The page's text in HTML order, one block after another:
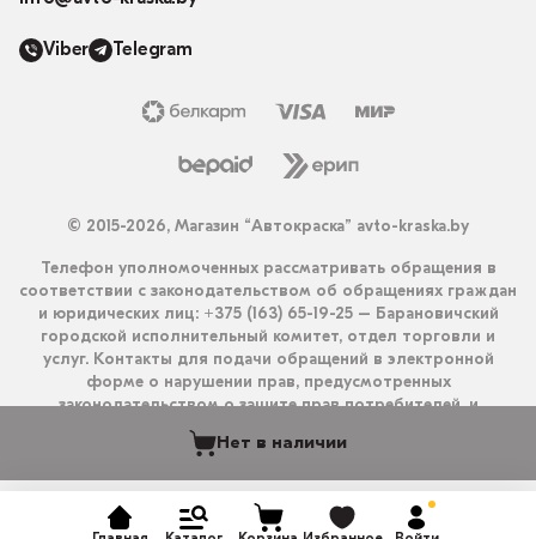
Нет в наличии
Viber Telegram
© 2015-2026, Магазин “Автокраска” avto-kraska.by
Телефон уполномоченных рассматривать обращения в
соответствии с законодательством об обращениях граждан
и юридических лиц: +375 (163) 65-19-25 – Барановичский
городской исполнительный комитет, отдел торговли и
услуг. Контакты для подачи обращений в электронной
форме о нарушении прав, предусмотренных
законодательством о защите прав потребителей, и
получения ответа на них: info@avto-kraska.by и
+375333550203 (Viber, Telegram).